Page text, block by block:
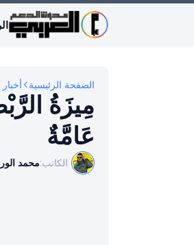
الصفحة الرئيسية أخبار
عَامَّةٌ
الكاتب:محمد